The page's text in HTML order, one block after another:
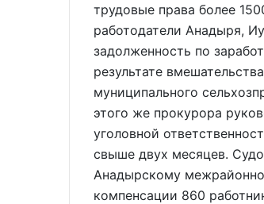
трудовые права более
работодатели Анадыря,
задолженность по
результате
муниципального
этого же прокурора
уголовной
свыше двух месяцев.
Анадырскому
компенсации 860